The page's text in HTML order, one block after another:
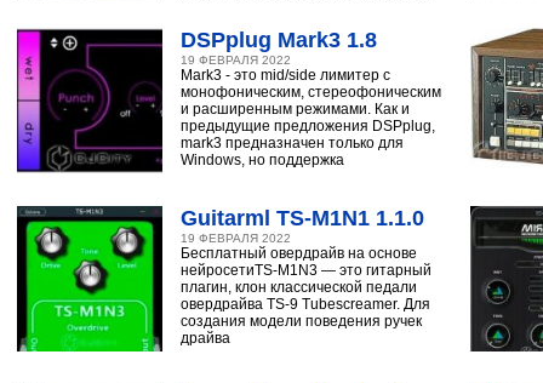
DSPplug Mark3 1.8
19 ФЕВРАЛЯ 2022
Mark3 - это mid/side лимитер с
монофоническим, стереофоническим
и расширенным режимами. Как и
предыдущие предложения DSPplug,
mark3 предназначен только для
Windows, но поддержка
Guitarml TS-M1N1 1.1.0
19 ФЕВРАЛЯ 2022
Бесплатный овердрайв на основе
нейросетиTS-M1N3 — это гитарный
плагин, клон классической педали
овердрайва TS-9 Tubescreamer. Для
создания модели поведения ручек
драйва